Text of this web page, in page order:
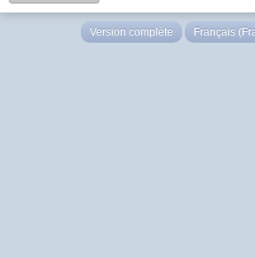
Version complète Français